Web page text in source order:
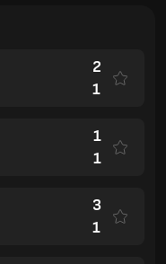
2
1
1
1
3
1